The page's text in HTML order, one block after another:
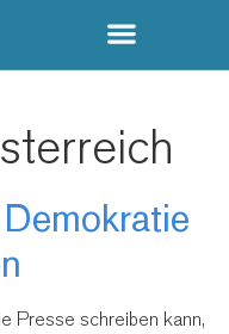
Presse schreiben kann,